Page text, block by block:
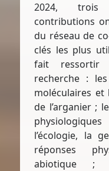
2024, trois
contributions
du réseau de
clés les plus
fait ressortir
recherche :
moléculaires et
de l’arganier ;
l’écologie, la
réponses
abiotique ;